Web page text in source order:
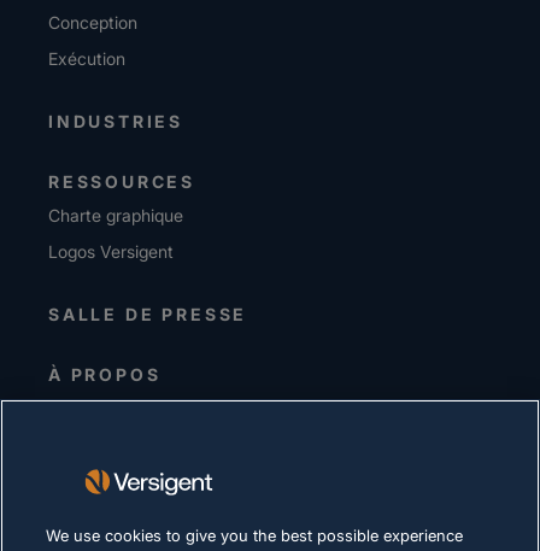
Conception
Exécution
INDUSTRIES
RESSOURCES
Charte graphique
Logos Versigent
SALLE DE PRESSE
À PROPOS
Equipe de direction
Fournisseurs
We use cookies to give you the best possible experience